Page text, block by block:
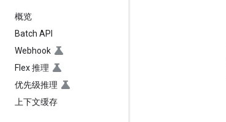
概览
Batch API
Webhook
Flex 推理
优先级推理
上下文缓存